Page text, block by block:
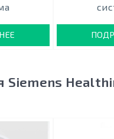
Siemens